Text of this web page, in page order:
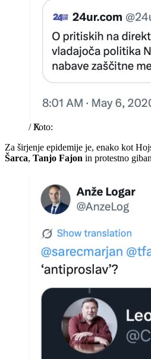
/X
Za širjenje epidemije je, enako kot
Šarca, Tanjo Fajon in protestno